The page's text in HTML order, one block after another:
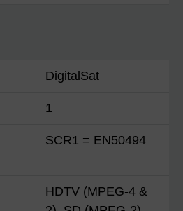
DigitalSat
1
SCR1 = EN50494
HDTV (MPEG-4 &